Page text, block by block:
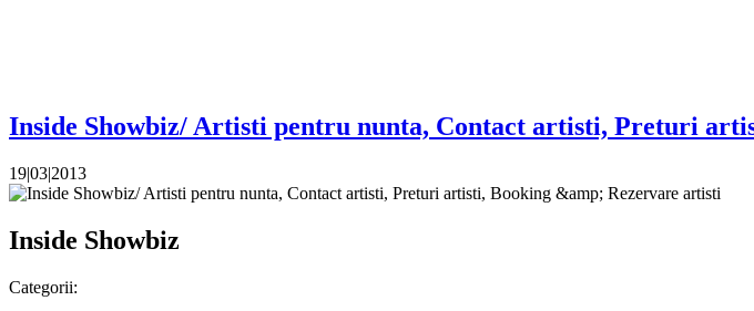
Inside Showbiz/ Artisti pentru nunta, Contact artisti, Preturi
19|03|2013
Inside Showbiz
Categorii: